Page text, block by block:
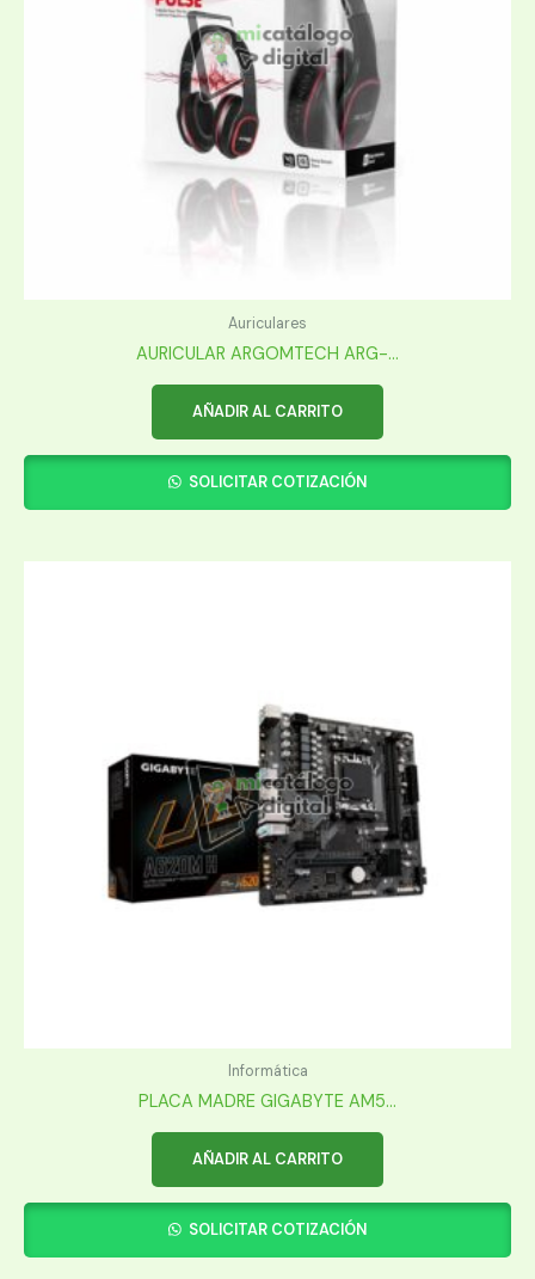
Auriculares
AURICULAR ARGOMTECH ARG-...
AÑADIR AL CARRITO
SOLICITAR COTIZACIÓN
Informática
PLACA MADRE GIGABYTE AM5...
AÑADIR AL CARRITO
SOLICITAR COTIZACIÓN